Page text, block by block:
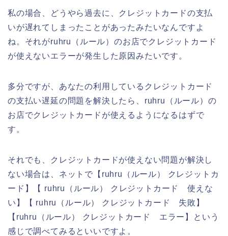
私の場合、どうやら過去に、クレジットカードの支払
いが遅れてしまったことがあったみたいなんですよ
ね。それがruhru（ルール）のお店でクレジットカード
が使えないエラーが発生した原因みたいです。
多分ですが、あなたの利用しているクレジットカード
の支払い遅延の問題を解決したら、ruhru（ルール）の
お店でクレジットカードが使えるようになるはずで
す。
それでも、クレジットカードが使えない問題が解決し
ない場合は、ネットで【ruhru（ルール） クレジットカ
ード】【 ruhru（ルール） クレジットカード 使えな
い】【 ruhru（ルール） クレジットカード 失敗】
【ruhru（ルール） クレジットカード エラー】という
感じで調べてみるといいですよ。